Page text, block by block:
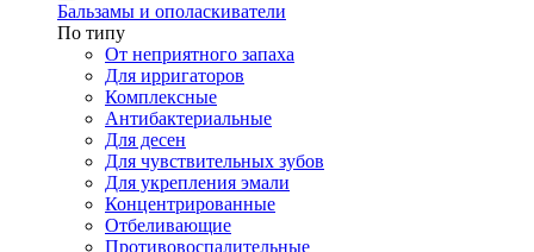
Бальзамы и ополаскиватели
По типу
От неприятного запаха
Для ирригаторов
Комплексные
Антибактериальные
Для десен
Для чувствительных зубов
Для укрепления эмали
Концентрированные
Отбеливающие
Противовоспалительные